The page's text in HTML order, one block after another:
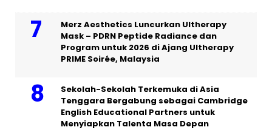
Merz Aesthetics Luncurkan Ultherapy
Mask – PDRN Peptide Radiance dan
Program untuk 2026 di Ajang Ultherapy
PRIME Soirée, Malaysia
Sekolah-Sekolah Terkemuka di Asia
Tenggara Bergabung sebagai Cambridge
English Educational Partners untuk
Menyiapkan Talenta Masa Depan